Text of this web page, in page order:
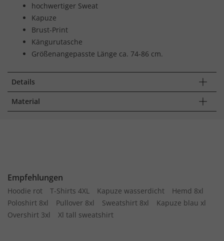
hochwertiger Sweat
Kapuze
Brust-Print
Kängurutasche
Größenangepasste Länge ca. 74-86 cm.
Details
Material
Empfehlungen
Hoodie rot T-Shirts 4XL Kapuze wasserdicht
Hemd 8xl
Poloshirt 8xl
Pullover 8xl Sweatshirt 8xl
Kapuze blau xl
Overshirt 3xl
Xl tall sweatshirt